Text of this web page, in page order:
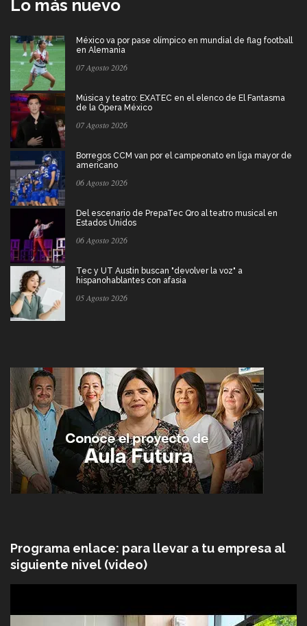
Lo más nuevo
México va por pase olímpico en mundial de flag football
en Alemania
07 Agosto 2026
Música y teatro: EXATEC en el elenco de El Fantasma
de la Ópera México
07 Agosto 2026
Borregos CCM van por el campeonato en liga mayor de
americano
06 Agosto 2026
Del escenario de PrepaTec Qro al teatro musical en
Estados Unidos
06 Agosto 2026
Tec y UT Austin buscan "devolver la voz" a
hispanohablantes con afasia
05 Agosto 2026
Programa enlace: para llevar a tu empresa al
siguiente nivel (video)